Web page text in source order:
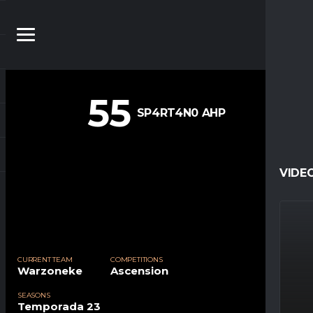
55 SP4RT4N0 AHP
CURRENT TEAM
Warzoneke
COMPETITIONS
Ascension
SEASONS
Temporada 23